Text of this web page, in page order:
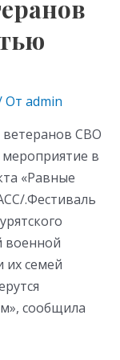
От admin
ветеранов СВО
в
«Равные
.Фестиваль
военной
их семей
сообщила